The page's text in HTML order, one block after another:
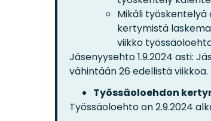
Mikäli
kertymistä
viikko
Jäsenyysehto 1.9.2024 asti:
vähintään 26 edellistä viikkoa.
Työssäoloehdon
Työssäoloehto on 2.9.2024